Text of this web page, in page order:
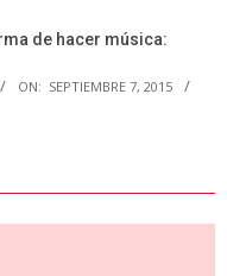
de hacer música:
ON: SEPTIEMBRE 7, 2015